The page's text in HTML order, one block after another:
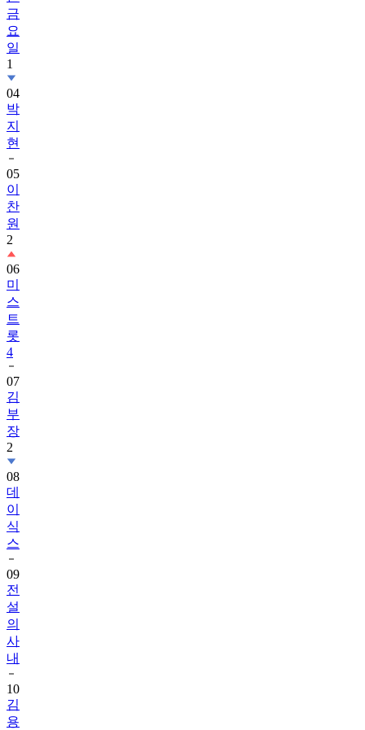
금
요
일
1
04
박
지
현
05
이
찬
원
2
06
미
스
트
롯
4
07
김
부
장
2
08
데
이
식
스
09
전
설
의
사
내
10
김
용